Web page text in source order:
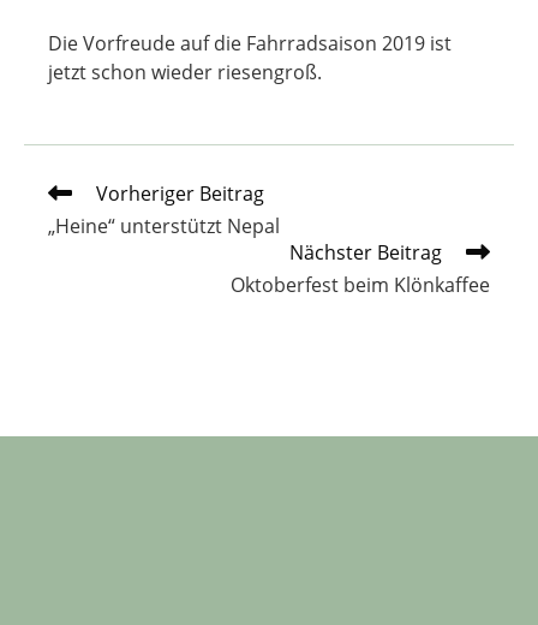
Die Vorfreude auf die Fahrradsaison 2019 ist
jetzt schon wieder riesengroß.
Weitere
Artikel
ansehen
Vorheriger Beitrag
„Heine“ unterstützt Nepal
Nächster Beitrag
Oktoberfest beim Klönkaffee